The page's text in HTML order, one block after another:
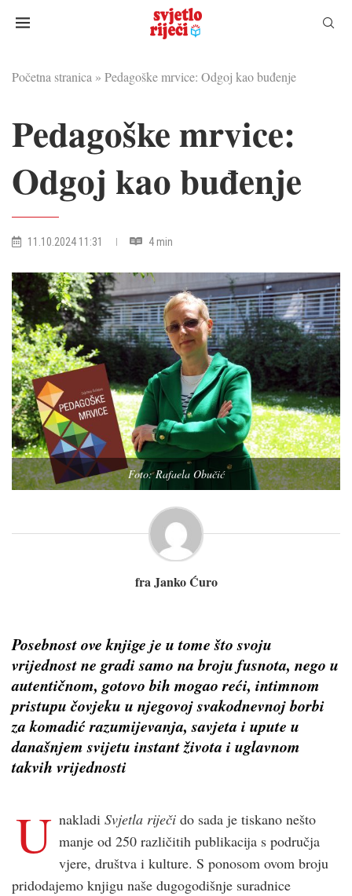
Početna stranica » Pedagoške mrvice: Odgoj kao buđenje
Pedagoške mrvice:
Odgoj kao buđenje
11.10.2024 11:31 4 min
Foto: Rafaela Obučić
fra Janko Ćuro
Posebnost ove knjige je u tome što svoju
vrijednost ne gradi samo na broju fusnota, nego u
autentičnom, gotovo bih mogao reći, intimnom
pristupu čovjeku u njegovoj svakodnevnoj borbi
za komadić razumijevanja, savjeta i upute u
današnjem svijetu instant života i uglavnom
takvih vrijednosti
U nakladiSvjetla riječi do sada je tiskano nešto
manje od 250 različitih publikacija s područja
vjere, društva i kulture. S ponosom ovom broju
pridodajemo knjigu naše dugogodišnje suradnice